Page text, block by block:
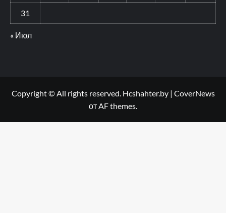
31
« Июл
Copyright © All rights reserved. Hcshahter.by | CoverNews
от AF themes.